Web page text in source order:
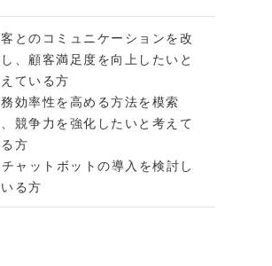
とのコミュニケーションを改
、顧客満足度を向上したいと
ている方
効率性を高める方法を模索
、競争力を強化したいと考えて
方
ャットボットの導入を検討し
る方